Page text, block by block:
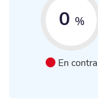
0 %
En contra